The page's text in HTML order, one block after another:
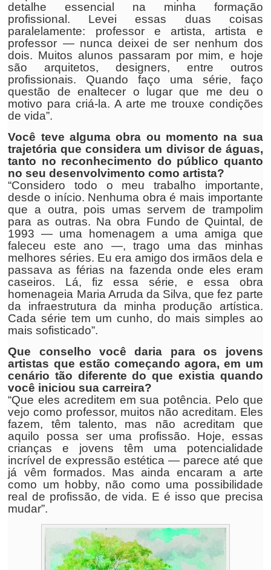
detalhe essencial na minha formação
profissional. Levei essas duas coisas
paralelamente: professor e artista, artista e
professor — nunca deixei de ser nenhum dos
dois. Muitos alunos passaram por mim, e hoje
são arquitetos, designers, entre outros
profissionais. Quando faço uma série, faço
questão de enaltecer o lugar que me deu o
motivo para criá-la. A arte me trouxe condições
de vida”.
Você teve alguma obra ou momento na sua
trajetória que considera um divisor de águas,
tanto no reconhecimento do público quanto
no seu desenvolvimento como artista?
“Considero todo o meu trabalho importante,
desde o início. Nenhuma obra é mais importante
que a outra, pois umas servem de trampolim
para as outras. Na obra Fundo de Quintal, de
1993 — uma homenagem a uma amiga que
faleceu este ano —, trago uma das minhas
melhores séries. Eu era amigo dos irmãos dela e
passava as férias na fazenda onde eles eram
caseiros. Lá, fiz essa série, e essa obra
homenageia Maria Arruda da Silva, que fez parte
da infraestrutura da minha produção artística.
Cada série tem um cunho, do mais simples ao
mais sofisticado”.
Que conselho você daria para os jovens
artistas que estão começando agora, em um
cenário tão diferente do que existia quando
você iniciou sua carreira?
“Que eles acreditem em sua potência. Pelo que
vejo como professor, muitos não acreditam. Eles
fazem, têm talento, mas não acreditam que
aquilo possa ser uma profissão. Hoje, essas
crianças e jovens têm uma potencialidade
incrível de expressão estética — parece até que
já vêm formados. Mas ainda encaram a arte
como um hobby, não como uma possibilidade
real de profissão, de vida. E é isso que precisa
mudar”.